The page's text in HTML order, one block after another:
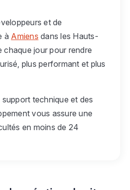
et de
à Amiens dans les Hauts-
chaque jour pour rendre
plus performant et plus
technique et des
vous assure une
en moins de 24